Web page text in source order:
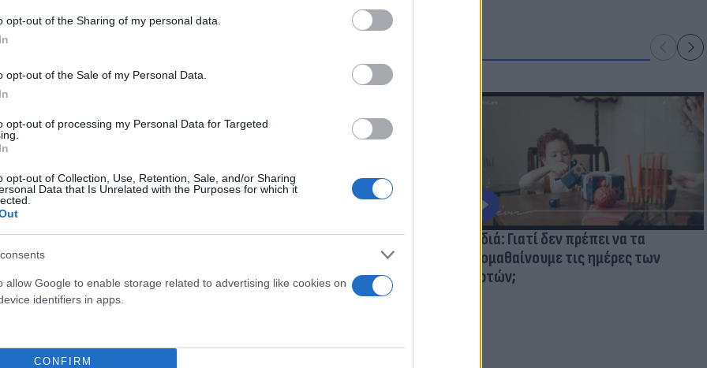
opt-out of the Sharing of my personal data.
opt-out of the Sale of my Personal Data.
opt-out of processing my Personal Data for Targeted
opt-out of Collection, Use, Retention, Sale, and/or Sharing
Data that Is Unrelated with the Purposes for which it
allow Google to enable storage related to advertising like cookies on
identifiers in apps.
CONFIRM
«Ονειρικό
Scenario) με τον
Δίαιτες εξπρές για να προλάβουμε τα
Παιδιά: Γιατί δεν πρέπει να τα
κακομαθαίνουμε τις ημέρες των
γιορτών;